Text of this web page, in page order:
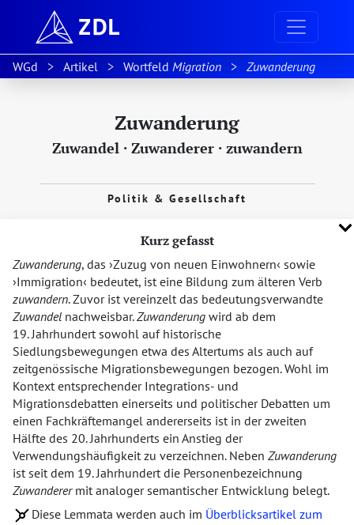
WGd Artikel Wortfeld Migration Zuwanderung
Zuwanderung
Zuwandel· Zuwanderer· zuwandern
Politik & Gesellschaft
Kurz gefasst
Zuwanderung, das Zuzug von neuen Einwohnern sowie
Immigration bedeutet, ist eine Bildung zum älteren Verb
zuwandern. Zuvor ist vereinzelt das bedeutungsverwandte
Zuwandel nachweisbar.Zuwanderung wird ab dem
19. Jahrhundert sowohl auf historische
Siedlungsbewegungen etwa des Altertums als auch auf
zeitgenössische Migrationsbewegungen bezogen. Wohl im
Kontext entsprechender Integrations- und
Migrationsdebatten einerseits und politischer Debatten um
einen Fachkräftemangel andererseits ist in der zweiten
Hälfte des 20. Jahrhunderts ein Anstieg der
Verwendungshäufigkeit zu verzeichnen. Neben Zuwanderung
ist seit dem 19. Jahrhundert die Personenbezeichnung
Zuwanderermit analoger semantischer Entwicklung belegt.
Diese Lemmata werden auch im Überblicksartikel zum